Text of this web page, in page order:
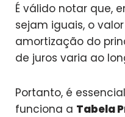
É válido notar que,
sejam iguais, o
amortização do
de juros varia ao
Portanto, é
funciona a Tabela